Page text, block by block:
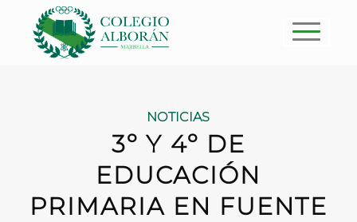
NOTICIAS
3º Y 4º DE
EDUCACIÓN
PRIMARIA EN FUENTE